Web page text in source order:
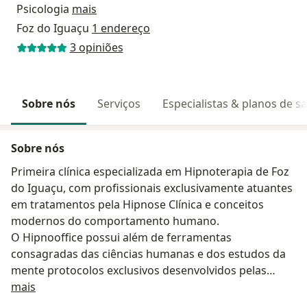
Psicologia mais
Foz do Iguaçu 1 endereço
3 opiniões
Sobre nós Serviços Especialistas & planos de
Sobre nós
Primeira clínica especializada em Hipnoterapia de Foz
do Iguaçu, com profissionais exclusivamente atuantes
em tratamentos pela Hipnose Clínica e conceitos
modernos do comportamento humano.
O Hipnooffice possui além de ferramentas
consagradas das ciências humanas e dos estudos da
mente protocolos exclusivos desenvolvidos pelas
pesquisas e experiência clínica.
mais